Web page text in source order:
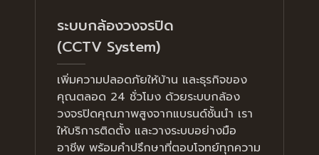
ระบบกล้องวงจรปิด
(CCTV System)
เพิ่มความปลอดภัยให้บ้าน และธุรกิจของ
คุณตลอด 24 ชั่วโมง ด้วยระบบกล้อง
วงจรปิดคุณภาพสูงจากแบรนด์ชั้นนำ เรา
ให้บริการติดตั้ง และวางระบบอย่างมือ
อาชีพ พร้อมคำปรึกษาที่ตอบโจทย์ทุกความ